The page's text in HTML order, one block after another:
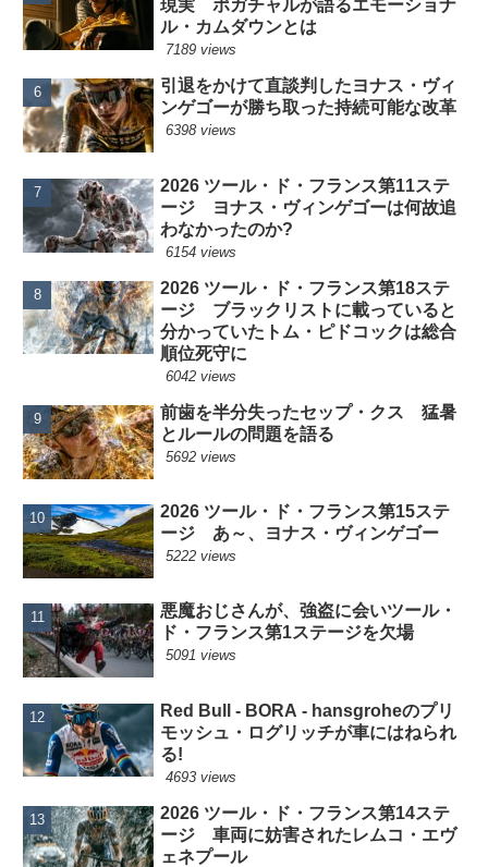
現実 ポガチャルが語るエモーショナ
ル・カムダウンとは
7189 views
引退をかけて直談判したヨナス・ヴィ
ンゲゴーが勝ち取った持続可能な改革
6398 views
2026 ツール・ド・フランス第11ステ
ージ ヨナス・ヴィンゲゴーは何故追
わなかったのか?
6154 views
2026 ツール・ド・フランス第18ステ
ージ ブラックリストに載っていると
分かっていたトム・ピドコックは総合
順位死守に
6042 views
前歯を半分失ったセップ・クス 猛暑
とルールの問題を語る
5692 views
2026 ツール・ド・フランス第15ステ
ージ あ～、ヨナス・ヴィンゲゴー
5222 views
悪魔おじさんが、強盗に会いツール・
ド・フランス第1ステージを欠場
5091 views
Red Bull - BORA - hansgroheのプリ
モッシュ・ログリッチが車にはねられ
る!
4693 views
2026 ツール・ド・フランス第14ステ
ージ 車両に妨害されたレムコ・エヴ
ェネプール